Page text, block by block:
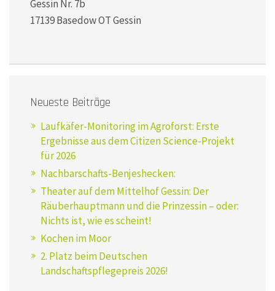
Gessin Nr. 7b
17139 Basedow OT Gessin
Neueste Beiträge
Laufkäfer-Monitoring im Agroforst: Erste
Ergebnisse aus dem Citizen Science-Projekt
für 2026
Nachbarschafts-Benjeshecken:
Theater auf dem Mittelhof Gessin: Der
Räuberhauptmann und die Prinzessin – oder:
Nichts ist, wie es scheint!
Kochen im Moor
2. Platz beim Deutschen
Landschaftspflegepreis 2026!